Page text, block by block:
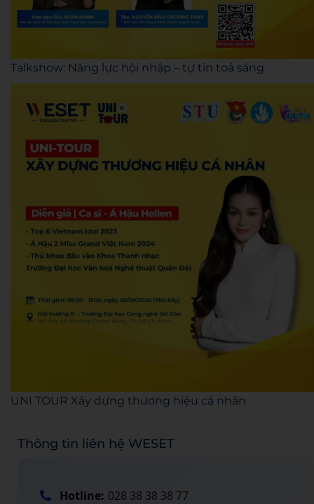
Talkshow: Năng lực hội nhập – tự tin toả sáng
UNI TOUR Xây dựng thương hiệu cá nhân
Thông tin liên hệ WESET
Hotline: 028 38 38 38 77